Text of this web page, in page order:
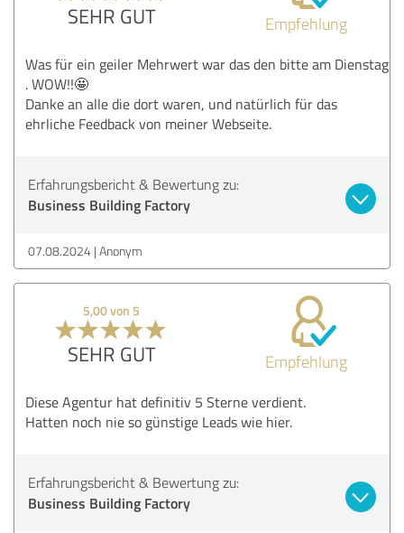
SEHR GUT Empfehlung
Was für ein geiler Mehrwert war das den bitte am Dienstag
. WOW!!🤩
Danke an alle die dort waren, und natürlich für das
ehrliche Feedback von meiner Webseite.
Erfahrungsbericht & Bewertung zu:
Business Building Factory
07.08.2024 Anonym
5,00 von 5
SEHR GUT Empfehlung
Diese Agentur hat definitiv 5 Sterne verdient.
Hatten noch nie so günstige Leads wie hier.
Erfahrungsbericht & Bewertung zu:
Business Building Factory